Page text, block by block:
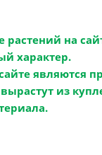
растений на
характер.
являются
из